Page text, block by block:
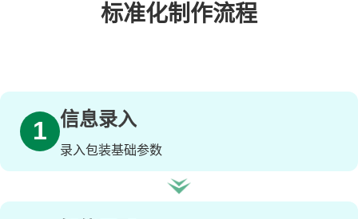
标准化制作流程
1 信息录入
录入包装基础参数